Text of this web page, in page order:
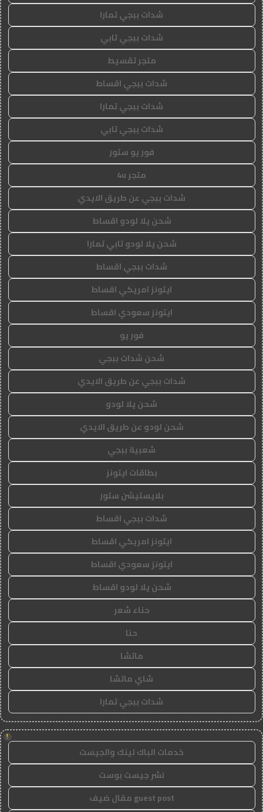
شدات ببجي تمارا
شدات ببجي تابي
متجر تقسيط
شدات ببجي اقساط
شدات ببجي تمارا
شدات ببجي تابي
فور يو ستور
متجر 4u
شدات ببجي عن طريق الايدي
شحن يلا لودو اقساط
شحن يلا لودو تابي تمارا
شدات ببجي اقساط
ايتونز امريكي اقساط
ايتونز سعودي اقساط
فور يو
شحن شدات ببجي
شدات ببجي عن طريق الايدي
شحن يلا لودو
شحن لودو عن طريق الايدي
شعبية ببجي
بطاقات ايتونز
بلايستيشن ستور
شدات ببجي اقساط
ايتونز امريكي اقساط
ايتونز سعودي اقساط
شحن يلا لودو اقساط
حناء شعر
حنا
ماتشا
شاي ماتشا
شدات ببجي تمارا
!
خدمات الباك لينك والجيست
نشر جيست بوست
guest post مقال ضيف